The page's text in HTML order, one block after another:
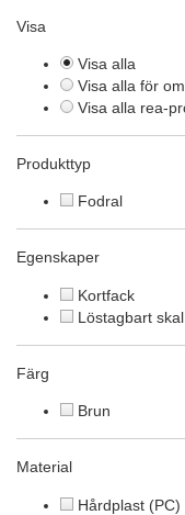
Visa
Visa alla
Visa alla för
Visa alla rea-
Produkttyp
Fodral
Egenskaper
Kortfack
Löstagbart skal
Färg
Brun
Material
Hårdplast (PC)